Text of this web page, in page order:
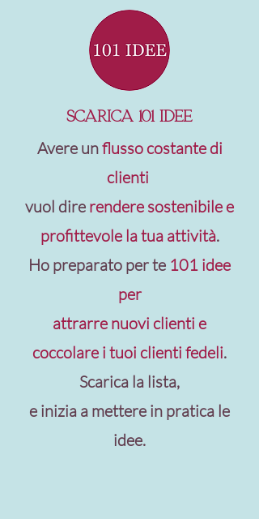
scarica 101 idee
Avere unflusso costante di
clienti
vuol dire rendere sostenibile e
profittevole la tua attività.
Ho preparato per te 101 idee
per
attrarre nuovi clienti e
coccolare i tuoi clienti fedeli.
Scarica la lista,
e inizia a mettere in pratica le
idee.